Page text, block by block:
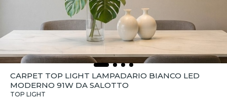
CARPET TOP LIGHT LAMPADARIO BIANCO LED
MODERNO 91W DA SALOTTO
TOP LIGHT